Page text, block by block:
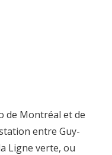
de Montréal et de
entre Guy-
Ligne verte, ou